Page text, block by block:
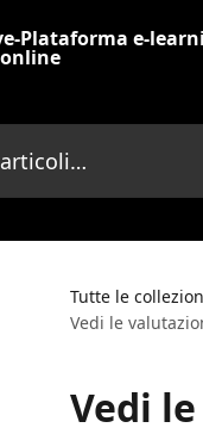
Tutte le
Vedi le
Vedi